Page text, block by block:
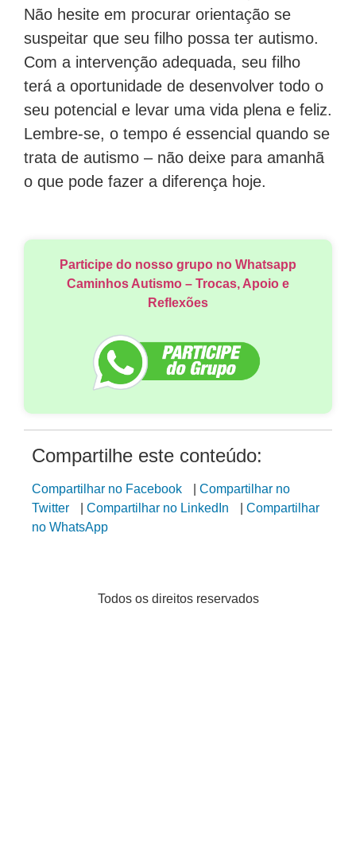
Não hesite em procurar orientação se
suspeitar que seu filho possa ter autismo.
Com a intervenção adequada, seu filho
terá a oportunidade de desenvolver todo o
seu potencial e levar uma vida plena e feliz.
Lembre-se, o tempo é essencial quando se
trata de autismo – não deixe para amanhã
o que pode fazer a diferença hoje.
Participe do nosso grupo no Whatsapp
Caminhos Autismo – Trocas, Apoio e
Reflexões
Compartilhe este conteúdo:
Compartilhar no Facebook
Compartilhar no
Twitter
Compartilhar no LinkedIn
Compartilhar
no WhatsApp
Todos os direitos reservados